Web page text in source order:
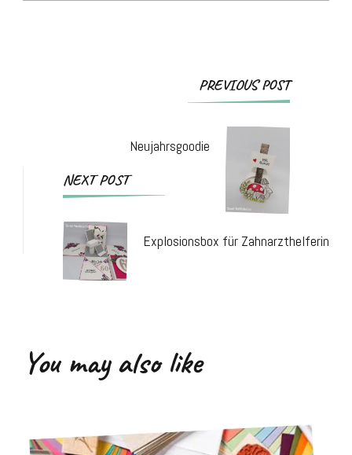
PostPREVIOUS POST
Neujahrsgoodie
NEXT POST
Explosionsbox für Zahnarzthelferin
You may also like